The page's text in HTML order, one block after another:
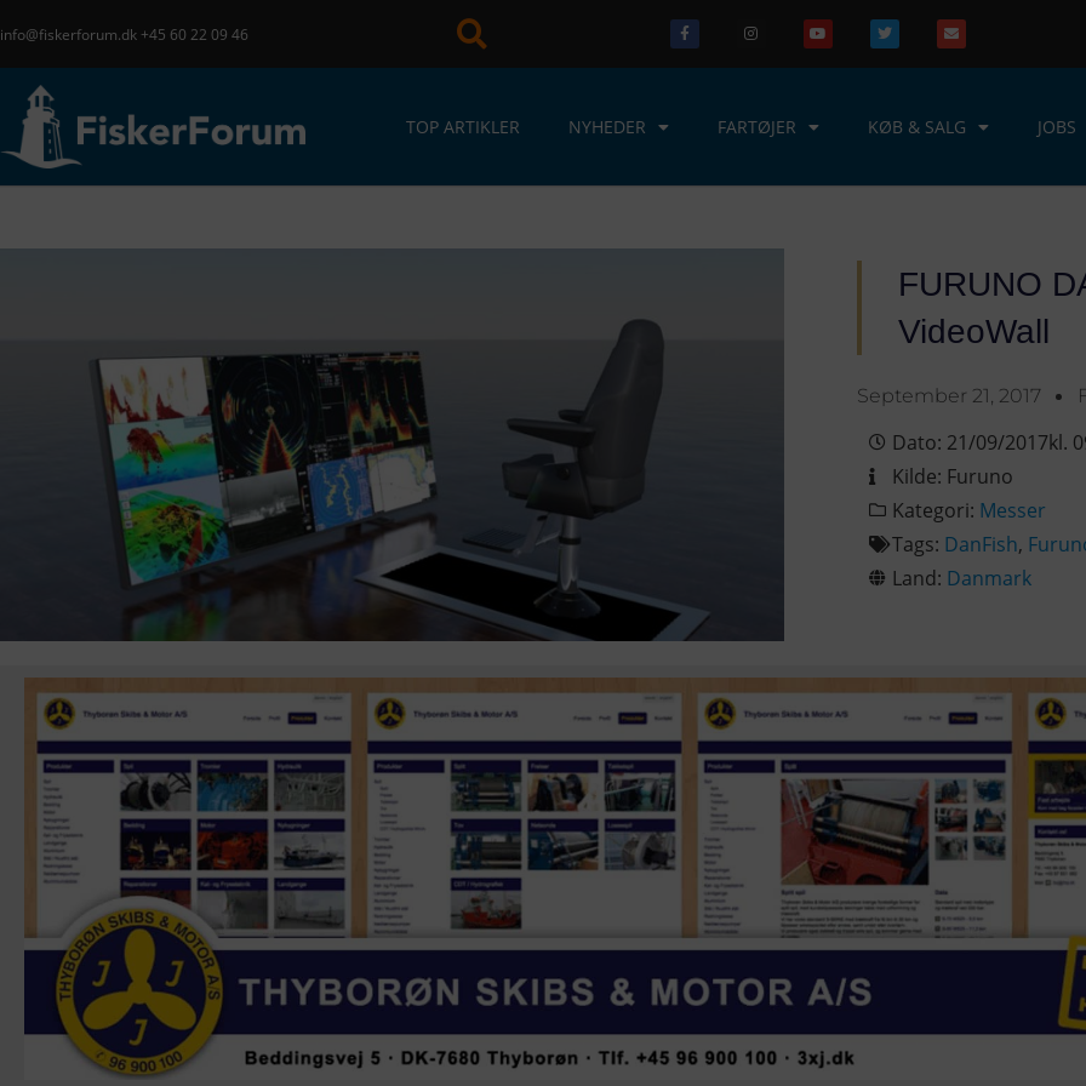
info@fiskerforum.dk +45 60 22 09 46
TOP ARTIKLER NYHEDER FARTØJER KØB & SALG JOBS
FURUNO
VideoWall
September 21, 2017
Dato: 21/09/2017kl.
Kilde: Furuno
Kategori: Messer
Tags: DanFish,
Land: Danmark